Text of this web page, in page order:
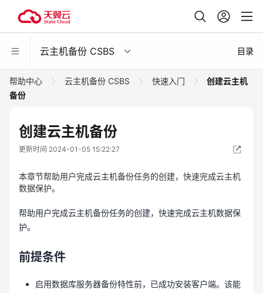
云主机备份 CSBS 目录
帮助中心 云主机备份 CSBS 快速入门
创建云主机
备份
创建云主机备份
更新时间 2024-01-05 15:22:27
本章节帮助用户完成云主机备份任务的创建，快速完成云主机
数据保护。
帮助用户完成云主机备份任务的创建，快速完成云主机数据保
护。
前提条件
启用数据库服务器备份特性前，已成功安装客户端。该能